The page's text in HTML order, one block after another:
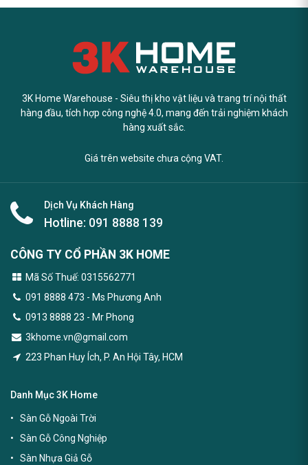
3K Home Warehouse - Siêu thị kho vật liệu và trang trí nội thất
hàng đầu, tích hợp công nghệ 4.0, mang đến trải nghiệm khách
hàng xuất sắc.
Giá trên website chưa cộng VAT.
Dịch Vụ Khách Hàng
Hotline: 091 8888 139
CÔNG TY CỔ PHẦN 3K HOME
Mã Số Thuế: 0315562771
091 8888 473 - Ms Phương Anh
0913 8888 23 - Mr Phong
3khome.vn@gmail.com
223 Phan Huy Ích, P. An Hội Tây, HCM
Danh Mục 3K Home
Sàn Gỗ Ngoài Trời
Sàn Gỗ Công Nghiệp
Sàn Nhựa Giả Gỗ